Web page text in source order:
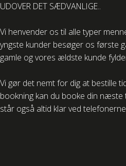
UDOVER DET SÆDVANLIGE..
Vi henvender os til alle typer
yngste kunder besøger os første
gamle og vores ældste kunde
Vi gør det nemt for dig at bestille
bookning kan du booke din
står også altid klar ved